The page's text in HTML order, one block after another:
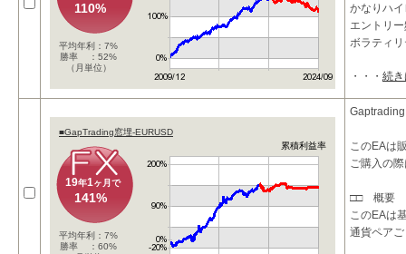
110%
平均年利：7%
勝率 ：52%
（月単位）
かなりハ
エントリ
ボラティ
・・・ 続
■GapTrading窓埋-EURUSD
累積利益率
19年1ヶ月で
141%
平均年利：7%
勝率 ：60%
このEAは
ご購入の
□□ 概要
このEAは
通貨ペア